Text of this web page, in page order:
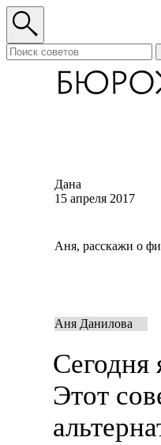
Дана
15 апреля 2017
Аня, расскажи о
Аня Данилова
Сегодня
Этот